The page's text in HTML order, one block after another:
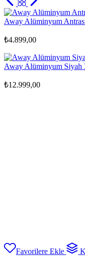
Away Alüminyum
₺4.899,00
Away Alüminyum
₺12.999,00
Favorilere Ekle